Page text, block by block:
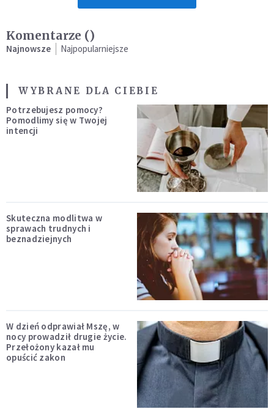
Komentarze ()
Najnowsze Najpopularniejsze
WYBRANE DLA CIEBIE
Potrzebujesz pomocy?
Pomodlimy się w Twojej
intencji
Skuteczna modlitwa w
sprawach trudnych i
beznadziejnych
W dzień odprawiał Mszę, w
nocy prowadził drugie życie.
Przełożony kazał mu
opuścić zakon